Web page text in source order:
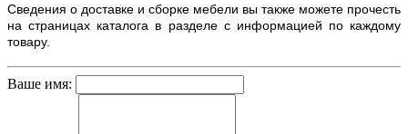
Сведения о доставке и сборке мебели вы также можете прочесть
на страницах каталога в разделе с информацией по каждому
товару.
Ваше имя: